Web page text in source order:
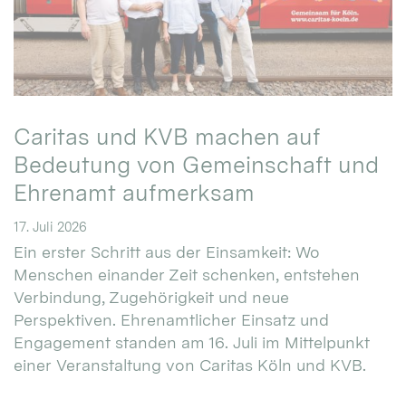
Caritas und KVB machen auf
Bedeutung von Gemeinschaft und
Ehrenamt aufmerksam
17. Juli 2026
Ein erster Schritt aus der Einsamkeit: Wo
Menschen einander Zeit schenken, entstehen
Verbindung, Zugehörigkeit und neue
Perspektiven. Ehrenamtlicher Einsatz und
Engagement standen am 16. Juli im Mittelpunkt
einer Veranstaltung von Caritas Köln und KVB.